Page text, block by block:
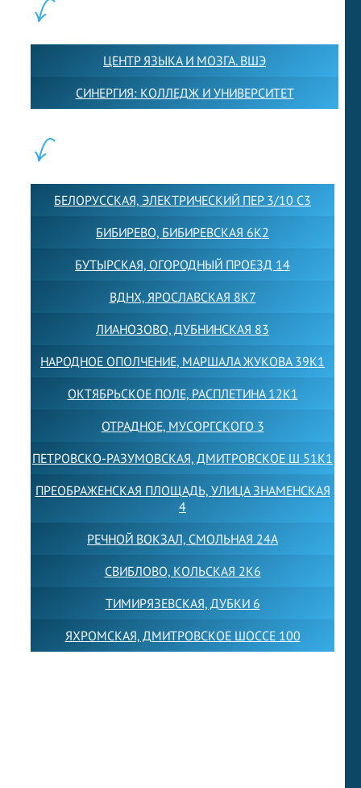
ЦЕНТР ЯЗЫКА И МОЗГА. ВШЭ
СИНЕРГИЯ: КОЛЛЕДЖ И УНИВЕРСИТЕТ
БЕЛОРУССКАЯ, ЭЛЕКТРИЧЕСКИЙ ПЕР 3/10 С3
БИБИРЕВО, БИБИРЕВСКАЯ 6К2
БУТЫРСКАЯ, ОГОРОДНЫЙ ПРОЕЗД 14
ВДНХ, ЯРОСЛАВСКАЯ 8К7
ЛИАНОЗОВО, ДУБНИНСКАЯ 83
НАРОДНОЕ ОПОЛЧЕНИЕ, МАРШАЛА ЖУКОВА 39К1
ОКТЯБРЬСКОЕ ПОЛЕ, РАСПЛЕТИНА 12К1
ОТРАДНОЕ, МУСОРГСКОГО 3
ПЕТРОВСКО-РАЗУМОВСКАЯ, ДМИТРОВСКОЕ Ш 51К1
ПРЕОБРАЖЕНСКАЯ ПЛОЩАДЬ, УЛИЦА ЗНАМЕНСКАЯ
4
РЕЧНОЙ ВОКЗАЛ, СМОЛЬНАЯ 24А
СВИБЛОВО, КОЛЬСКАЯ 2К6
ТИМИРЯЗЕВСКАЯ, ДУБКИ 6
ЯХРОМСКАЯ, ДМИТРОВСКОЕ ШОССЕ 100